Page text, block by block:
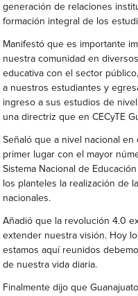
generación de relaciones
formación integral de los
Manifestó que es importante
nuestra comunidad en
educativa con el sector
a nuestros estudiantes y
ingreso a sus estudios de
una directriz que en CECyTE
Señaló que a nivel nacional en
primer lugar con el mayor
Sistema Nacional de
los planteles la realización de
nacionales.
Añadió que la revolución 4.0
extender nuestra visión. Hoy
estamos aquí reunidos
de nuestra vida diaria.
Finalmente dijo que